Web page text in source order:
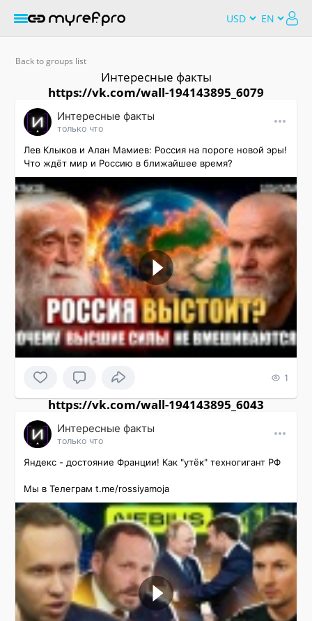
Back to groups list
Интересные факты
https://vk.com/wall-194143895_6079
Интересные факты
только что
Лев Клыков и Алан Мамиев: Россия на пороге новой эры!
Что ждёт мир и Россию в ближайшее время?
1
https://vk.com/wall-194143895_6043
Интересные факты
только что
Яндекс - достояние Франции! Как "утёк" техногигант РФ
Мы в Телеграм t.me/rossiyamoja